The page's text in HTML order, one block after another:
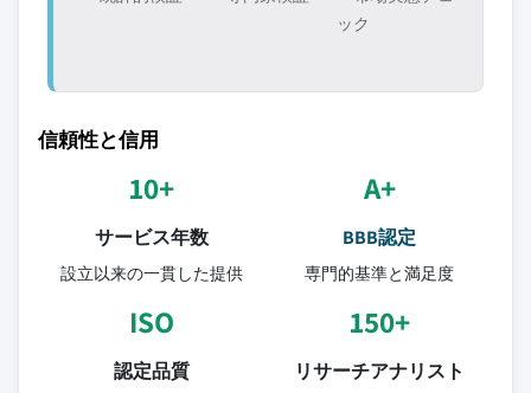
ック
信頼性と信用
10+
サービス年数
設立以来の一貫した提供
A+
BBB認定
専門的基準と満足度
ISO
認定品質
150+
リサーチアナリスト